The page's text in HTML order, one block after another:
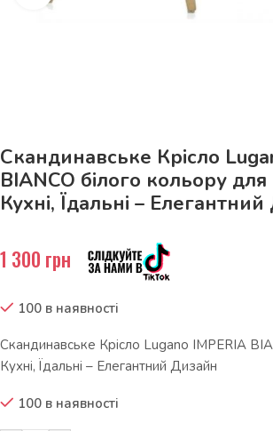
Скандинавське Крісло
BIANCO білого кольору для
Кухні, Їдальні –
1 300 грн
100 в наявності
Скандинавське Крісло Lugano IMPERIA
Кухні, Їдальні – Елегантний Дизайн
100 в наявності